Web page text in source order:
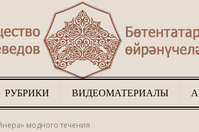
РУБРИКИ ВИДЕОМАТЕРИАЛЫ
модного течения